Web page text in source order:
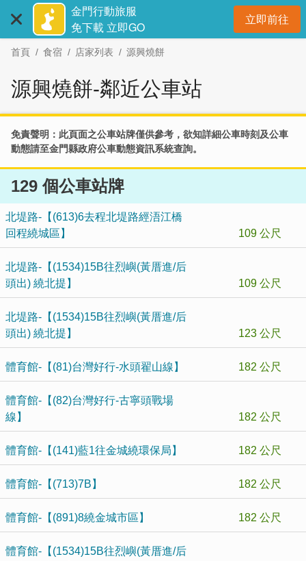
主
金門行動旅服
免下載 立即GO
立即前往開
首頁 食宿 店家列表 源興燒餅
源興燒餅-鄰近公車站
免責聲明：此頁面之公車站牌僅供參考，欲知詳細公車時刻及公車
動態請至金門縣政府公車動態資訊系統查詢。
129 個公車站牌
北堤路-【(613)6去程北堤路經浯江橋
回程繞城區】
109 公尺
北堤路-【(1534)15B往烈嶼(黃厝進/后
頭出) 繞北提】
109 公尺
北堤路-【(1534)15B往烈嶼(黃厝進/后
頭出) 繞北提】
123 公尺
體育館-【(81)台灣好行-水頭翟山線】 182 公尺
體育館-【(82)台灣好行-古寧頭戰場
線】
182 公尺
體育館-【(141)藍1往金城繞環保局】 182 公尺
體育館-【(713)7B】 182 公尺
體育館-【(891)8繞金城市區】 182 公尺
體育館-【(1534)15B往烈嶼(黃厝進/后